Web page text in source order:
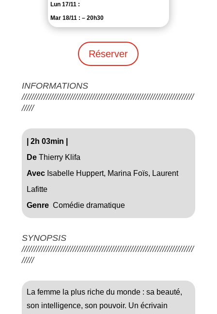
Lun 17/11 :
Mar 18/11 : – 20h30
Réserver
INFORMATIONS
///////////////////////////////////////////////////////////////////////
/////
2h 03min
DeThierry Klifa
AvecIsabelle Huppert, Marina Foïs, Laurent
Lafitte
GenreComédie dramatique
SYNOPSIS
///////////////////////////////////////////////////////////////////////
/////
La femme la plus riche du monde : sa beauté,
son intelligence, son pouvoir. Un écrivain